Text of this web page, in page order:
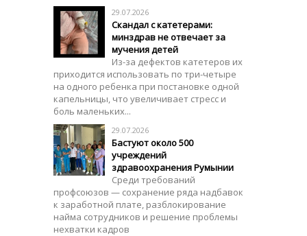
29.07.2026
Скандал с катетерами:
минздрав не отвечает за
мучения детей
Из-за дефектов катетеров их
приходится использовать по три-четыре
на одного ребенка при постановке одной
капельницы, что увеличивает стресс и
боль маленьких...
29.07.2026
Бастуют около 500
учреждений
здравоохранения Румынии
Среди требований
профсоюзов — сохранение ряда надбавок
к заработной плате, разблокирование
найма сотрудников и решение проблемы
нехватки кадров